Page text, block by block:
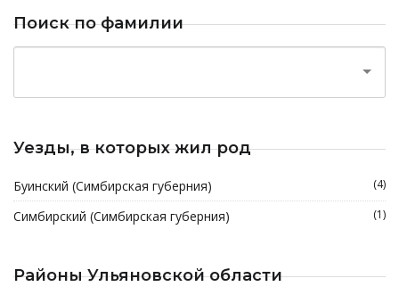
Поиск по фамилии
Уезды, в которых жил род
Буинский (Симбирская губерния) (4)
Симбирский (Симбирская губерния) (1)
Районы Ульяновской области